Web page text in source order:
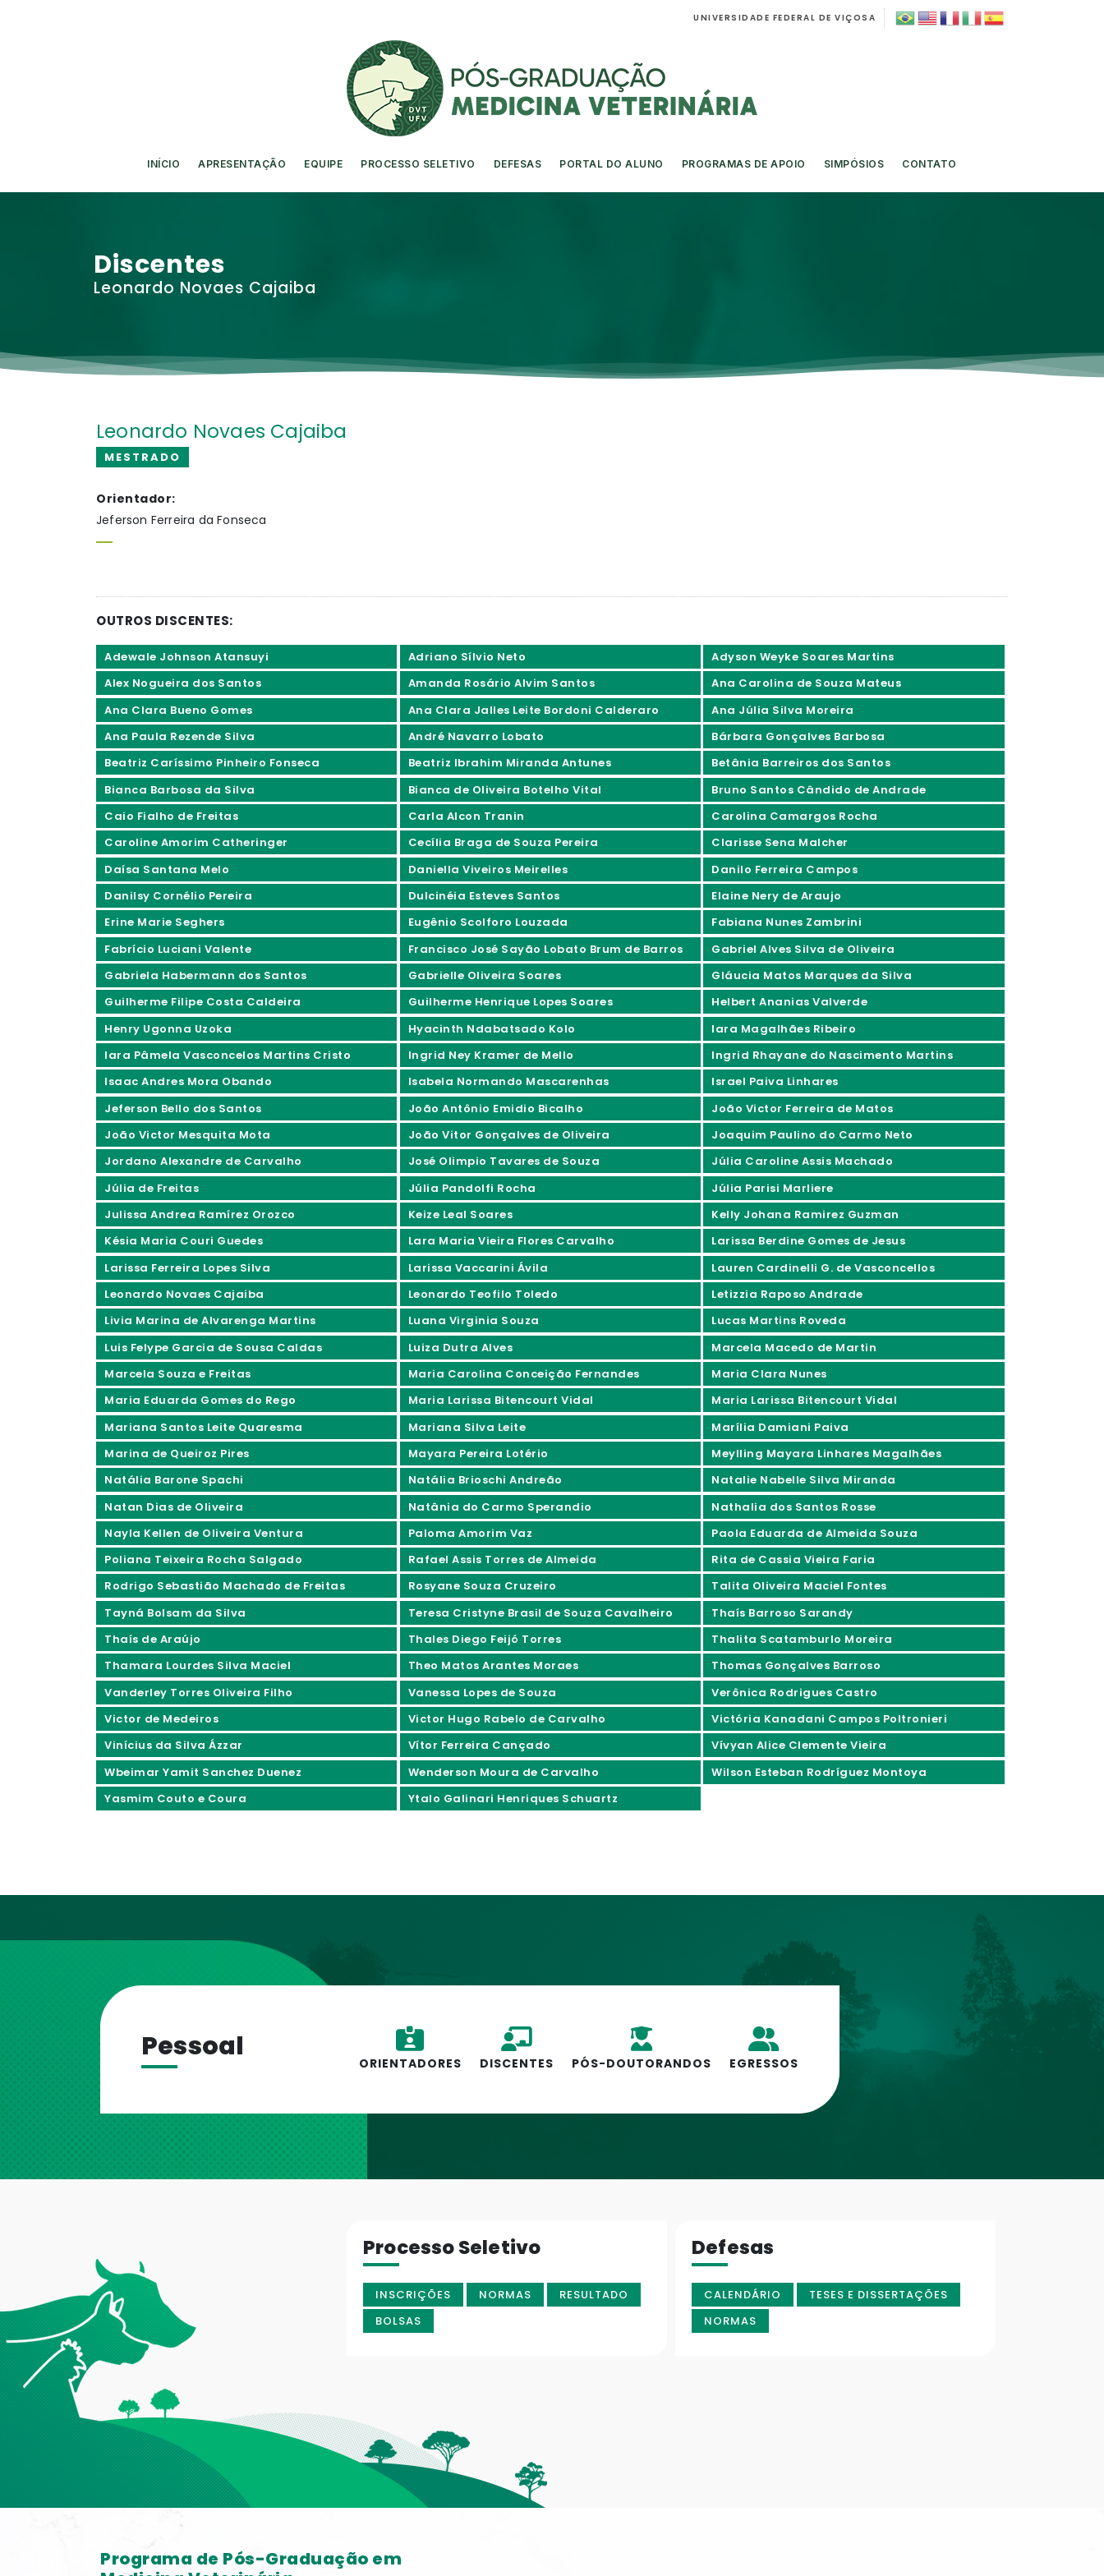
UNIVERSIDADE FEDERAL DE VIÇOSA
INÍCIO APRESENTAÇÃO EQUIPE PROCESSO SELETIVO DEFESAS PORTAL DO ALUNO PROGRAMAS DE APOIO SIMPÓSIOS CONTATO
Discentes
Leonardo Novaes Cajaiba
Leonardo Novaes Cajaiba
MESTRADO
Orientador:
Jeferson Ferreira da Fonseca
OUTROS DISCENTES:
Adewale Johnson Atansuyi Adriano Sílvio Neto
Adyson Weyke Soares Martins
Alex Nogueira dos Santos
Amanda Rosário Alvim Santos
Ana Carolina de Souza Mateus
Ana Clara Bueno Gomes
Ana Clara Jalles Leite Bordoni Calderaro
Ana Júlia Silva Moreira
Ana Paula Rezende Silva
André Navarro Lobato
Bárbara Gonçalves Barbosa
Beatriz Caríssimo Pinheiro Fonseca
Beatriz Ibrahim Miranda Antunes
Betânia Barreiros dos Santos
Bianca Barbosa da Silva
Bianca de Oliveira Botelho Vital
Bruno Santos Cândido de Andrade
Caio Fialho de Freitas
Carla Alcon Tranin
Carolina Camargos Rocha
Caroline Amorim Catheringer
Cecília Braga de Souza Pereira
Clarisse Sena Malcher
Daísa Santana Melo
Daniella Viveiros Meirelles
Danilo Ferreira Campos
Danilsy Cornélio Pereira
Dulcinéia Esteves Santos
Elaine Nery de Araujo
Erine Marie Seghers
Eugênio Scolforo Louzada
Fabiana Nunes Zambrini
Fabrício Luciani Valente
Francisco José Sayão Lobato Brum de Barros
Gabriel Alves Silva de Oliveira
Gabriela Habermann dos Santos
Gabrielle Oliveira Soares
Gláucia Matos Marques da Silva
Guilherme Filipe Costa Caldeira
Guilherme Henrique Lopes Soares
Helbert Ananias Valverde
Henry Ugonna Uzoka
Hyacinth Ndabatsado Kolo
Iara Magalhães Ribeiro
Iara Pâmela Vasconcelos Martins Cristo
Ingrid Ney Kramer de Mello
Ingrid Rhayane do Nascimento Martins
Isaac Andres Mora Obando
Isabela Normando Mascarenhas
Israel Paiva Linhares
Jeferson Bello dos Santos
João Antônio Emidio Bicalho
João Victor Ferreira de Matos
João Victor Mesquita Mota
João Vitor Gonçalves de Oliveira
Joaquim Paulino do Carmo Neto
Jordano Alexandre de Carvalho
José Olimpio Tavares de Souza
Júlia Caroline Assis Machado
Júlia de Freitas
Júlia Pandolfi Rocha
Júlia Parisi Marliere
Julissa Andrea Ramírez Orozco
Keize Leal Soares
Kelly Johana Ramirez Guzman
Késia Maria Couri Guedes
Lara Maria Vieira Flores Carvalho
Larissa Berdine Gomes de Jesus
Larissa Ferreira Lopes Silva
Larissa Vaccarini Ávila
Lauren Cardinelli G. de Vasconcellos
Leonardo Novaes Cajaiba
Leonardo Teofilo Toledo
Letizzia Raposo Andrade
Livia Marina de Alvarenga Martins
Luana Virginia Souza
Lucas Martins Roveda
Luis Felype Garcia de Sousa Caldas
Luiza Dutra Alves
Marcela Macedo de Martin
Marcela Souza e Freitas
Maria Carolina Conceição Fernandes
Maria Clara Nunes
Maria Eduarda Gomes do Rego
Maria Larissa Bitencourt Vidal
Maria Larissa Bitencourt Vidal
Mariana Santos Leite Quaresma
Mariana Silva Leite
Marília Damiani Paiva
Marina de Queiroz Pires
Mayara Pereira Lotério
Meylling Mayara Linhares Magalhães
Natália Barone Spachi
Natália Brioschi Andreão
Natalie Nabelle Silva Miranda
Natan Dias de Oliveira
Natânia do Carmo Sperandio
Nathalia dos Santos Rosse
Nayla Kellen de Oliveira Ventura
Paloma Amorim Vaz
Paola Eduarda de Almeida Souza
Poliana Teixeira Rocha Salgado
Rafael Assis Torres de Almeida
Rita de Cassia Vieira Faria
Rodrigo Sebastião Machado de Freitas
Rosyane Souza Cruzeiro
Talita Oliveira Maciel Fontes
Tayná Bolsam da Silva
Teresa Cristyne Brasil de Souza Cavalheiro
Thaís Barroso Sarandy
Thaís de Araújo
Thales Diego Feijó Torres
Thalita Scatamburlo Moreira
Thamara Lourdes Silva Maciel
Theo Matos Arantes Moraes
Thomas Gonçalves Barroso
Vanderley Torres Oliveira Filho
Vanessa Lopes de Souza
Verônica Rodrigues Castro
Victor de Medeiros
Victor Hugo Rabelo de Carvalho
Victória Kanadani Campos Poltronieri
Vinícius da Silva Ázzar
Vítor Ferreira Cançado
Vívyan Alice Clemente Vieira
Wbeimar Yamit Sanchez Duenez
Wenderson Moura de Carvalho
Wilson Esteban Rodríguez Montoya
Yasmim Couto e Coura
Ytalo Galinari Henriques Schuartz
Pessoal
ORIENTADORES DISCENTES PÓS-DOUTORANDOS EGRESSOS
Processo Seletivo
INSCRIÇÕES NORMAS
RESULTADO
BOLSAS
Defesas
CALENDÁRIO
TESES E DISSERTAÇÕES
NORMAS
Programa de Pós-Graduação em